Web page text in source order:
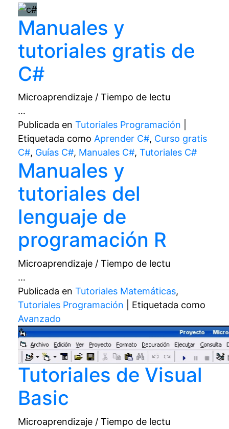
Manuales y
tutoriales gratis de
C#
Microaprendizaje / Tiempo de lectu
…
Publicada en Tutoriales Programación
Etiquetada como Aprender C#, Curso gratis
C#, Guías C#, Manuales C#, Tutoriales C#
Manuales y
tutoriales del
lenguaje de
programación R
Microaprendizaje / Tiempo de lectu
…
Publicada en Tutoriales Matemáticas,
Tutoriales Programación
Etiquetada como
Avanzado
Tutoriales de Visual
Basic
Microaprendizaje / Tiempo de lectu